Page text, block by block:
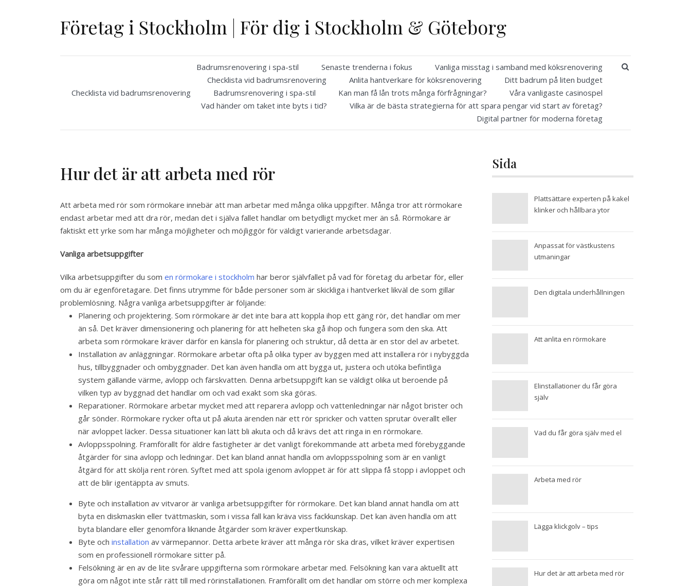
Företag i Stockholm | För dig i Stockholm & Göteborg
Badrumsrenovering i spa-stil Senaste trenderna i fokus
Vanliga misstag i samband med köksrenovering
Checklista vid badrumsrenovering
Anlita hantverkare för köksrenovering
Ditt badrum på liten budget
Checklista vid badrumsrenovering
Badrumsrenovering i spa-stil Kan man få lån trots många förfrågningar?
Våra vanligaste casinospel
Vad händer om taket inte byts i tid?
Vilka är de bästa strategierna för att spara pengar vid start av företag?
Digital partner för moderna företag
Hur det är att arbeta med rör
Att arbeta med rör som rörmokare innebär att man arbetar med många olika uppgifter. Många tror att rörmokare
endast arbetar med att dra rör, medan det i själva fallet handlar om betydligt mycket mer än så. Rörmokare är
faktiskt ett yrke som har många möjligheter och möjliggör för väldigt varierande arbetsdagar.
Vanliga arbetsuppgifter
Vilka arbetsuppgifter du som en rörmokare i stockholm har beror självfallet på vad för företag du arbetar för, eller
om du är egenföretagare. Det finns utrymme för både personer som är skickliga i hantverket likväl de som gillar
problemlösning. Några vanliga arbetsuppgifter är följande:
Planering och projektering. Som rörmokare är det inte bara att koppla ihop ett gäng rör, det handlar om mer
än så. Det kräver dimensionering och planering för att helheten ska gå ihop och fungera som den ska. Att
arbeta som rörmokare kräver därför en känsla för planering och struktur, då detta är en stor del av arbetet.
Installation av anläggningar. Rörmokare arbetar ofta på olika typer av byggen med att installera rör i nybyggda
hus, tillbyggnader och ombyggnader. Det kan även handla om att bygga ut, justera och utöka befintliga
system gällande värme, avlopp och färskvatten. Denna arbetsuppgift kan se väldigt olika ut beroende på
vilken typ av byggnad det handlar om och vad exakt som ska göras.
Reparationer. Rörmokare arbetar mycket med att reparera avlopp och vattenledningar när något brister och
går sönder. Rörmokare rycker ofta ut på akuta ärenden när ett rör spricker och vatten sprutar överallt eller
när avloppet läcker. Dessa situationer kan lätt bli akuta och då krävs det att ringa in en rörmokare.
Avloppsspolning. Framförallt för äldre fastigheter är det vanligt förekommande att arbeta med förebyggande
åtgärder för sina avlopp och ledningar. Det kan bland annat handla om avloppsspolning som är en vanligt
åtgärd för att skölja rent rören. Syftet med att spola igenom avloppet är för att slippa få stopp i avloppet och
att de blir igentäppta av smuts.
Byte och installation av vitvaror är vanliga arbetsuppgifter för rörmokare. Det kan bland annat handla om att
byta en diskmaskin eller tvättmaskin, som i vissa fall kan kräva viss fackkunskap. Det kan även handla om att
byta blandare eller genomföra liknande åtgärder som kräver expertkunskap.
Byte och installation av värmepannor. Detta arbete kräver att många rör ska dras, vilket kräver expertisen
som en professionell rörmokare sitter på.
Felsökning är en av de lite svårare uppgifterna som rörmokare arbetar med. Felsökning kan vara aktuellt att
göra om något inte står rätt till med rörinstallationen. Framförallt om det handlar om större och mer komplexa
Sida
Plattsättare experten på kakel
klinker och hållbara ytor
Anpassat för västkustens
utmaningar
Den digitala underhållningen
Att anlita en rörmokare
Elinstallationer du får göra
själv
Vad du får göra själv med el
Arbeta med rör
Lägga klickgolv – tips
Hur det är att arbeta med rör